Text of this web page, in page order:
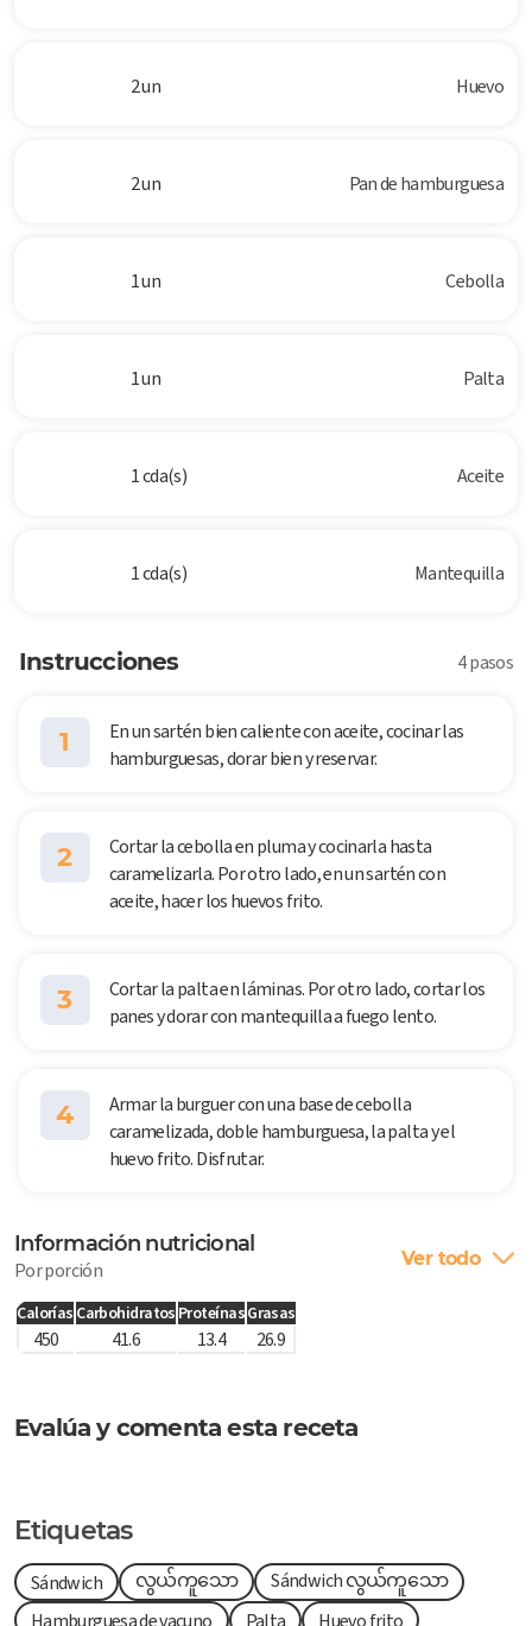
2 un Huevo
2 un Pan de hamburguesa
1 un Cebolla
1 un Palta
1 cda(s) Aceite
1 cda(s) Mantequilla
Instrucciones 4 pasos
1
En un sartén bien caliente con aceite, cocinar las
hamburguesas, dorar bien y reservar.
2
Cortar la cebolla en pluma y cocinarla hasta
caramelizarla. Por otro lado, en un sartén con
aceite, hacer los huevos frito.
3
Cortar la palta en láminas. Por otro lado, cortar los
panes y dorar con mantequilla a fuego lento.
4
Armar la burguer con una base de cebolla
caramelizada, doble hamburguesa, la palta y el
huevo frito. Disfrutar.
Información nutricional
Por porción Ver todo
Calorías Carbohidratos ProteínasGrasas
450 41.6 13.4 26.9
Evalúa y comenta esta receta
Etiquetas
Sándwich လွယ်ကူသော
Sándwich လွယ်ကူသော
Hamburguesa de vacuno
Palta Huevo frito